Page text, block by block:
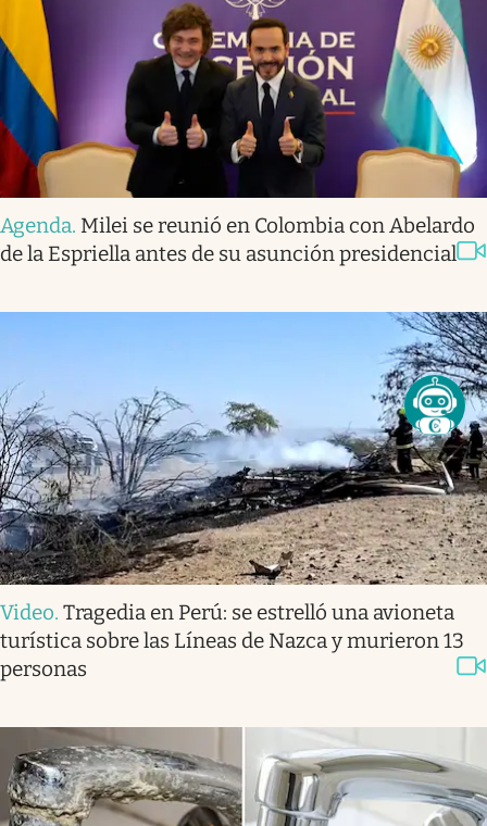
Agenda. Milei se reunió en Colombia con Abelardo
de la Espriella antes de su asunción presidencial
Video. Tragedia en Perú: se estrelló una avioneta
turística sobre las Líneas de Nazca y murieron 13
personas